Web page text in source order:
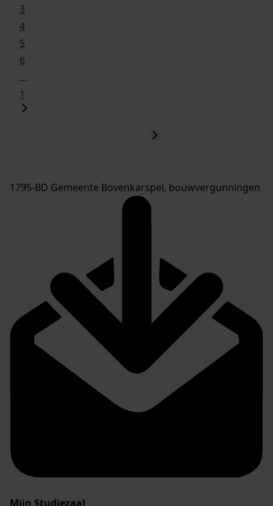
3
4
5
6
...
1
1795-BD Gemeente Bovenkarspel, bouwvergunningen
Mijn Studiezaal